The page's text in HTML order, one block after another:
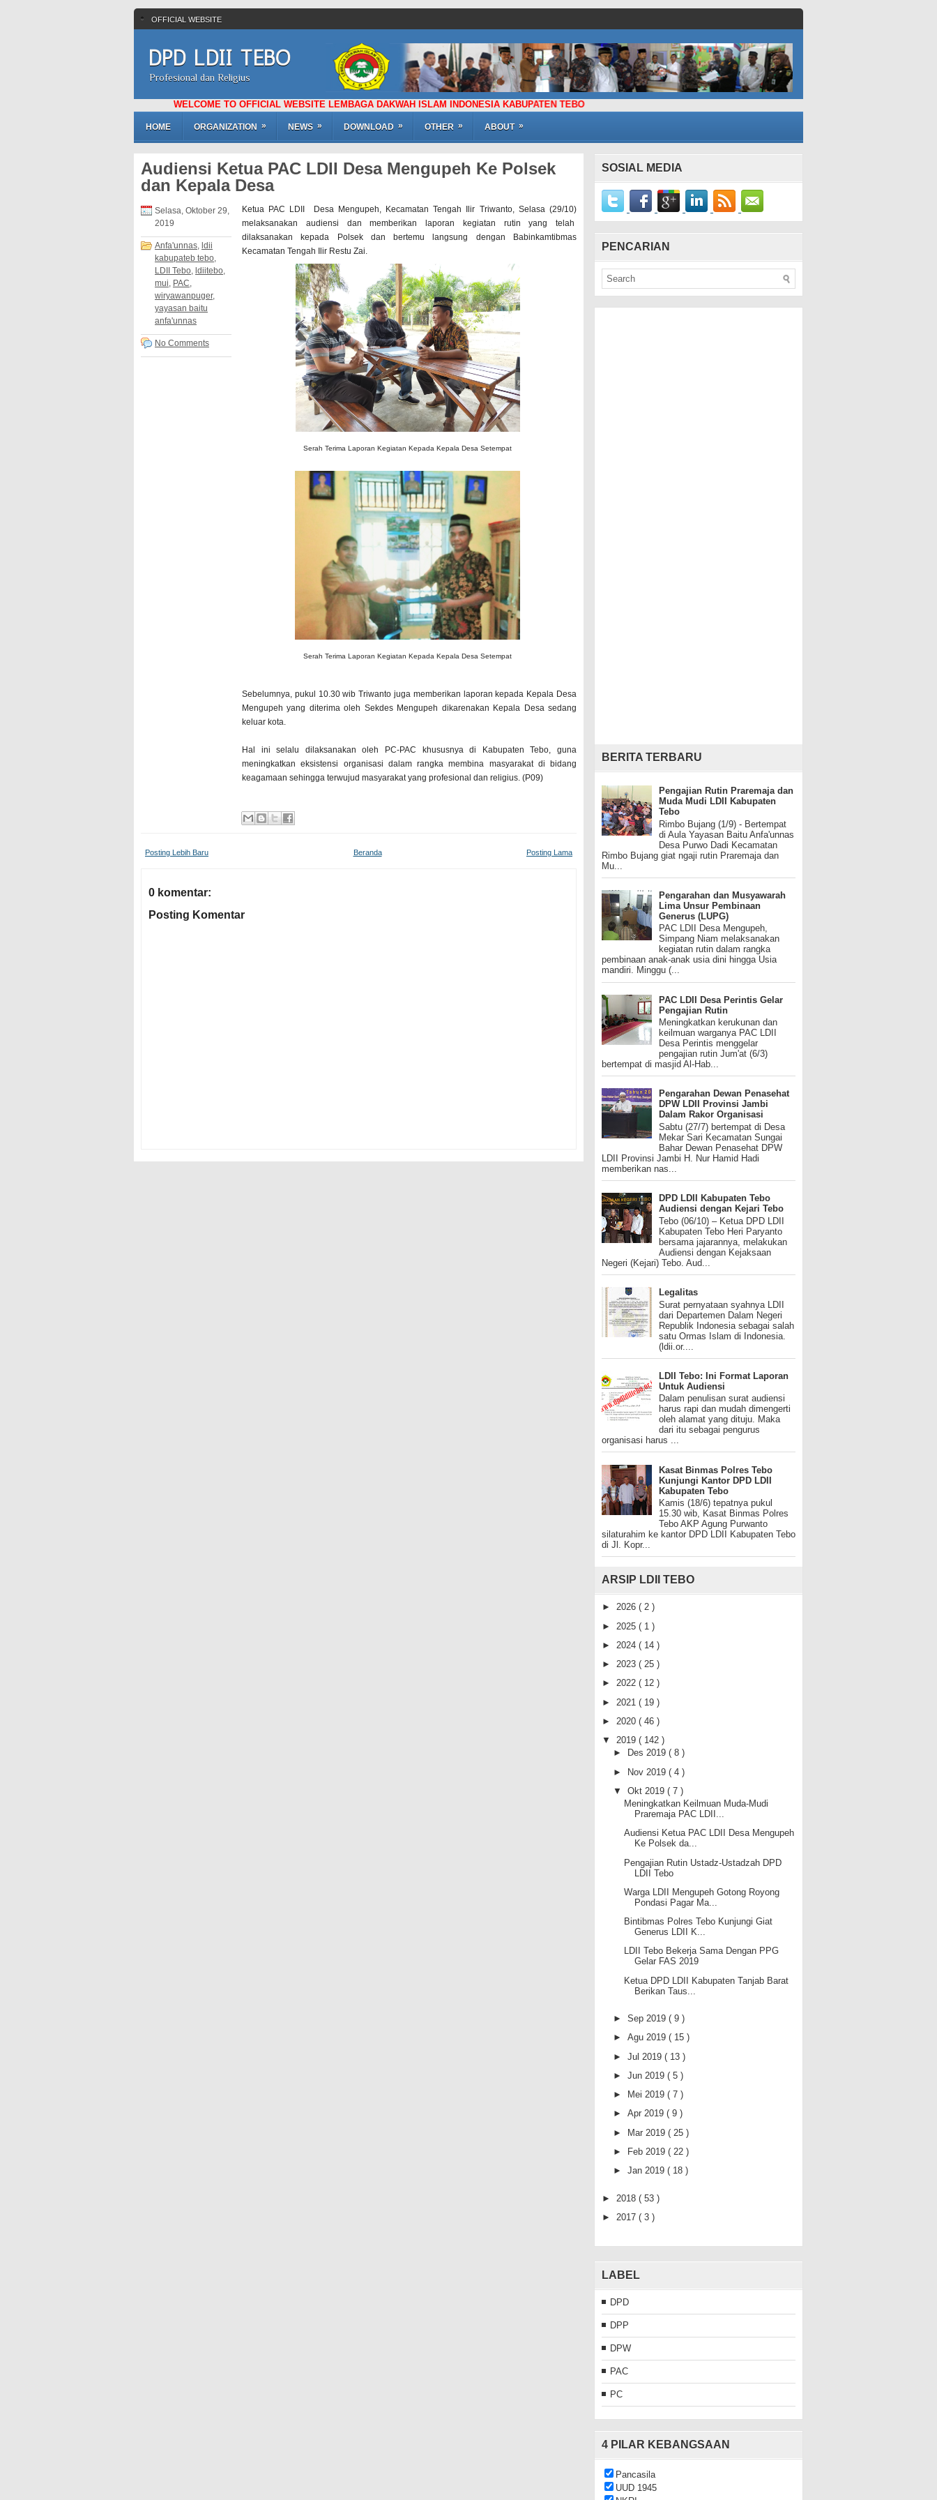
OFFICIAL WEBSITE
DPD LDII TEBO
Profesional dan Religius
WELCOME TO OFFICIAL WEBSITE LEMBAGA DAKWAH ISLAM INDONESIA KABUPATEN TEBO
HOME ORGANIZATION » NEWS » DOWNLOAD » OTHER » ABOUT »
Audiensi Ketua PAC LDII Desa Mengupeh Ke Polsek
dan Kepala Desa
Selasa, Oktober 29,
2019
Anfa'unnas, ldii
kabupateb tebo,
LDII Tebo, ldiitebo,
mui, PAC,
wiryawanpuger,
yayasan baitu
anfa'unnas
No Comments
Ketua PAC LDII Desa Mengupeh, Kecamatan Tengah Ilir Triwanto, Selasa (29/10)
melaksanakan audiensi dan memberikan laporan kegiatan rutin yang telah
dilaksanakan kepada Polsek dan bertemu langsung dengan Babinkamtibmas
Kecamatan Tengah Ilir Restu Zai.
Serah Terima Laporan Kegiatan Kepada Kepala Desa Setempat
Serah Terima Laporan Kegiatan Kepada Kepala Desa Setempat
Sebelumnya, pukul 10.30 wib Triwanto juga memberikan laporan kepada Kepala Desa
Mengupeh yang diterima oleh Sekdes Mengupeh dikarenakan Kepala Desa sedang
keluar kota.
Hal ini selalu dilaksanakan oleh PC-PAC khususnya di Kabupaten Tebo, guna
meningkatkan eksistensi organisasi dalam rangka membina masyarakat di bidang
keagamaan sehingga terwujud masyarakat yang profesional dan religius. (P09)
Posting Lebih Baru Posting Lama
Beranda
0 komentar:
Posting Komentar
SOSIAL MEDIA
PENCARIAN
BERITA TERBARU
Pengajian Rutin Praremaja dan
Muda Mudi LDII Kabupaten
Tebo
Rimbo Bujang (1/9) - Bertempat
di Aula Yayasan Baitu Anfa'unnas
Desa Purwo Dadi Kecamatan
Rimbo Bujang giat ngaji rutin Praremaja dan
Mu...
Pengarahan dan Musyawarah
Lima Unsur Pembinaan
Generus (LUPG)
PAC LDII Desa Mengupeh,
Simpang Niam melaksanakan
kegiatan rutin dalam rangka
pembinaan anak-anak usia dini hingga Usia
mandiri. Minggu (...
PAC LDII Desa Perintis Gelar
Pengajian Rutin
Meningkatkan kerukunan dan
keilmuan warganya PAC LDII
Desa Perintis menggelar
pengajian rutin Jum'at (6/3)
bertempat di masjid Al-Hab...
Pengarahan Dewan Penasehat
DPW LDII Provinsi Jambi
Dalam Rakor Organisasi
Sabtu (27/7) bertempat di Desa
Mekar Sari Kecamatan Sungai
Bahar Dewan Penasehat DPW
LDII Provinsi Jambi H. Nur Hamid Hadi
memberikan nas...
DPD LDII Kabupaten Tebo
Audiensi dengan Kejari Tebo
Tebo (06/10) – Ketua DPD LDII
Kabupaten Tebo Heri Paryanto
bersama jajarannya, melakukan
Audiensi dengan Kejaksaan
Negeri (Kejari) Tebo. Aud...
Legalitas
Surat pernyataan syahnya LDII
dari Departemen Dalam Negeri
Republik Indonesia sebagai salah
satu Ormas Islam di Indonesia.
(ldii.or....
LDII Tebo: Ini Format Laporan
Untuk Audiensi
Dalam penulisan surat audiensi
harus rapi dan mudah dimengerti
oleh alamat yang dituju. Maka
dari itu sebagai pengurus
organisasi harus ...
Kasat Binmas Polres Tebo
Kunjungi Kantor DPD LDII
Kabupaten Tebo
Kamis (18/6) tepatnya pukul
15.30 wib, Kasat Binmas Polres
Tebo AKP Agung Purwanto
silaturahim ke kantor DPD LDII Kabupaten Tebo
di Jl. Kopr...
ARSIP LDII TEBO
► 2026 ( 2 )
► 2025 ( 1 )
► 2024 ( 14 )
► 2023 ( 25 )
► 2022 ( 12 )
► 2021 ( 19 )
► 2020 ( 46 )
▼ 2019 ( 142 )
►
Des 2019 ( 8 )
► Nov 2019 ( 4 )
▼ Okt 2019 ( 7 )
Meningkatkan Keilmuan Muda-Mudi
Praremaja PAC LDII...
Audiensi Ketua PAC LDII Desa Mengupeh
Ke Polsek da...
Pengajian Rutin Ustadz-Ustadzah DPD
LDII Tebo
Warga LDII Mengupeh Gotong Royong
Pondasi Pagar Ma...
Bintibmas Polres Tebo Kunjungi Giat
Generus LDII K...
LDII Tebo Bekerja Sama Dengan PPG
Gelar FAS 2019
Ketua DPD LDII Kabupaten Tanjab Barat
Berikan Taus...
► Sep 2019 ( 9 )
► Agu 2019 ( 15 )
► Jul 2019 ( 13 )
► Jun 2019 ( 5 )
►
Mei 2019 ( 7 )
► Apr 2019 ( 9 )
► Mar 2019 ( 25 )
►
Feb 2019 ( 22 )
► Jan 2019 ( 18 )
► 2018 ( 53 )
► 2017 ( 3 )
LABEL
DPD
DPP
DPW
PAC
PC
4 PILAR KEBANGSAAN
Pancasila
UUD 1945